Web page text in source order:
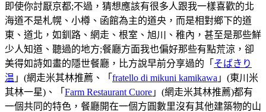
即使你討厭京都;不過，猜想應該有很多人跟我一樣喜歡的北
海道不是札幌、小樽、函館為主的道央，而是相對鄉下的道
東、道北，如釧路、網走、根室、旭川、稚內，甚至是那些鮮
少人知道、聽過的地方;餐廳方面我也偏好那些有點荒涼，卻
美得如詩如畫的隱世餐廳，比方說早前分享過的「 そばきり
温 」(網走米其林推薦、「 fratello di mikuni kamikawa 」(東川米
其林一星)、「 Farm Restaurant Cuore 」(網走米其林推薦)都有
一個共同的特色，餐廳開在一個方圓數里沒有其他建築物的山